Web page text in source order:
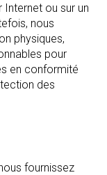
ou sur un
nous
physiques,
pour
en conformité
des
fournissez